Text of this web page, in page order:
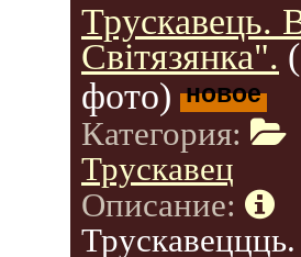
Трускавець.
Світязянка".
фото) новое
Категория:
Трускавец
Описание:
Трускавеццць.